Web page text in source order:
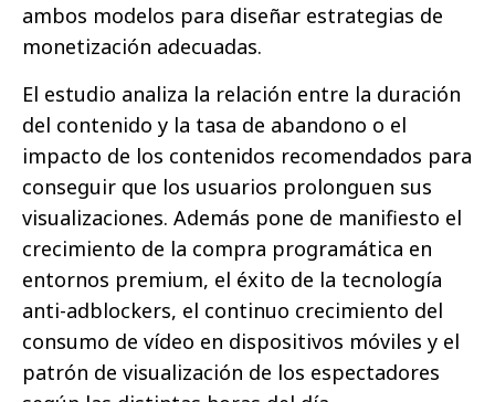
ambos modelos para diseñar estrategias de
monetización adecuadas.
El estudio analiza la relación entre la duración
del contenido y la tasa de abandono o el
impacto de los contenidos recomendados para
conseguir que los usuarios prolonguen sus
visualizaciones. Además pone de manifiesto el
crecimiento de la compra programática en
entornos premium, el éxito de la tecnología
anti-adblockers, el continuo crecimiento del
consumo de vídeo en dispositivos móviles y el
patrón de visualización de los espectadores